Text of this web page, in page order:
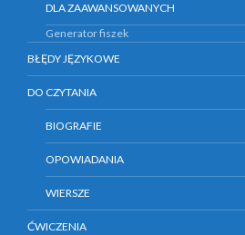
DLA ZAAWANSOWANYCH
Generator fiszek
BŁĘDY JĘZYKOWE
DO CZYTANIA
BIOGRAFIE
OPOWIADANIA
WIERSZE
ĆWICZENIA